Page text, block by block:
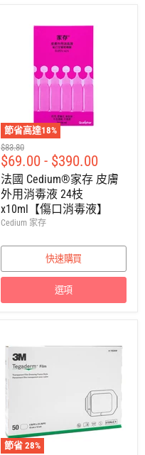
節省高達18%
建
議
零
售
價
$83.80
$69.00 - $390.00
法國 Cedium®家存 皮膚
外用消毒液 24枝
x10ml【傷口消毒液】
Cedium 家存
快速購買
選項
節省 28%